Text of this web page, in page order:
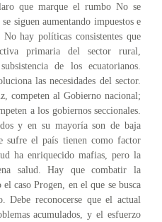
que marque el rumbo No se
siguen aumentando impuestos e
hay políticas consistentes que
primaria del sector rural,
de los ecuatorianos.
las necesidades del sector.
competen al Gobierno nacional;
a los gobiernos seccionales.
y en su mayoría son de baja
sufre el país tienen como factor
ha enriquecido mafias, pero la
salud. Hay que combatir la
caso Progen, en el que se busca
Debe reconocerse que el actual
acumulados, y el esfuerzo